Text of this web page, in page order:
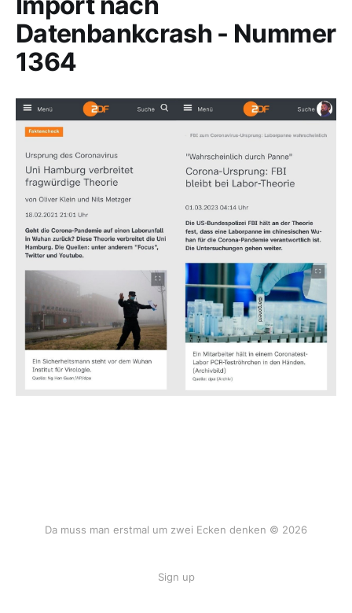
Datenbankcrash - Nummer
1364
Da muss man erstmal um zwei Ecken denken © 2026
Sign up